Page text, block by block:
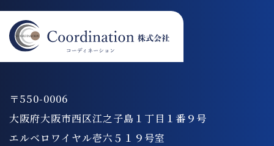
〒550-0006
大阪府大阪市西区江之子島１丁目１番９号
エルベロワイヤル壱六５１９号室